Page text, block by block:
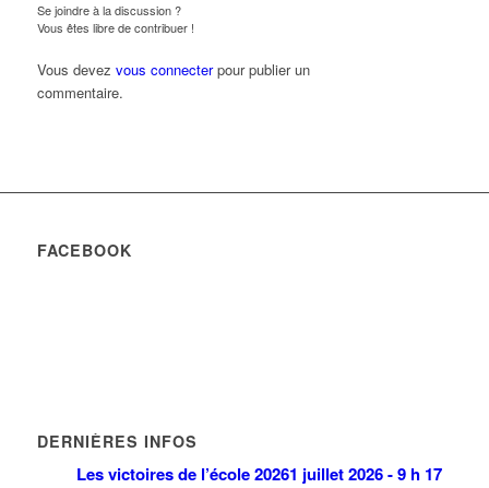
Se joindre à la discussion ?
Vous êtes libre de contribuer !
Vous devez vous connecterpour publier un
commentaire.
FACEBOOK
DERNIÈRES INFOS
Les victoires de l’école 20261 juillet 2026 - 9 h 17